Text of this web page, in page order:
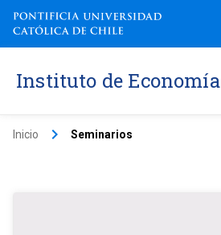
Instituto de Economía
Inicio keyboard_arrow_right Seminarios